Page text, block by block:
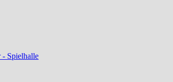
- Spielhalle